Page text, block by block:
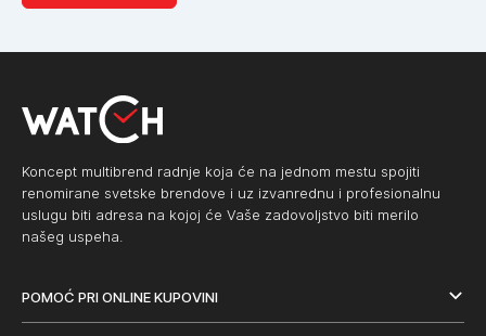
Koncept multibrend radnje koja će na jednom mestu spojiti
renomirane svetske brendove i uz izvanrednu i profesionalnu
uslugu biti adresa na kojoj će Vaše zadovoljstvo biti merilo
našeg uspeha.
POMOĆ PRI ONLINE KUPOVINI